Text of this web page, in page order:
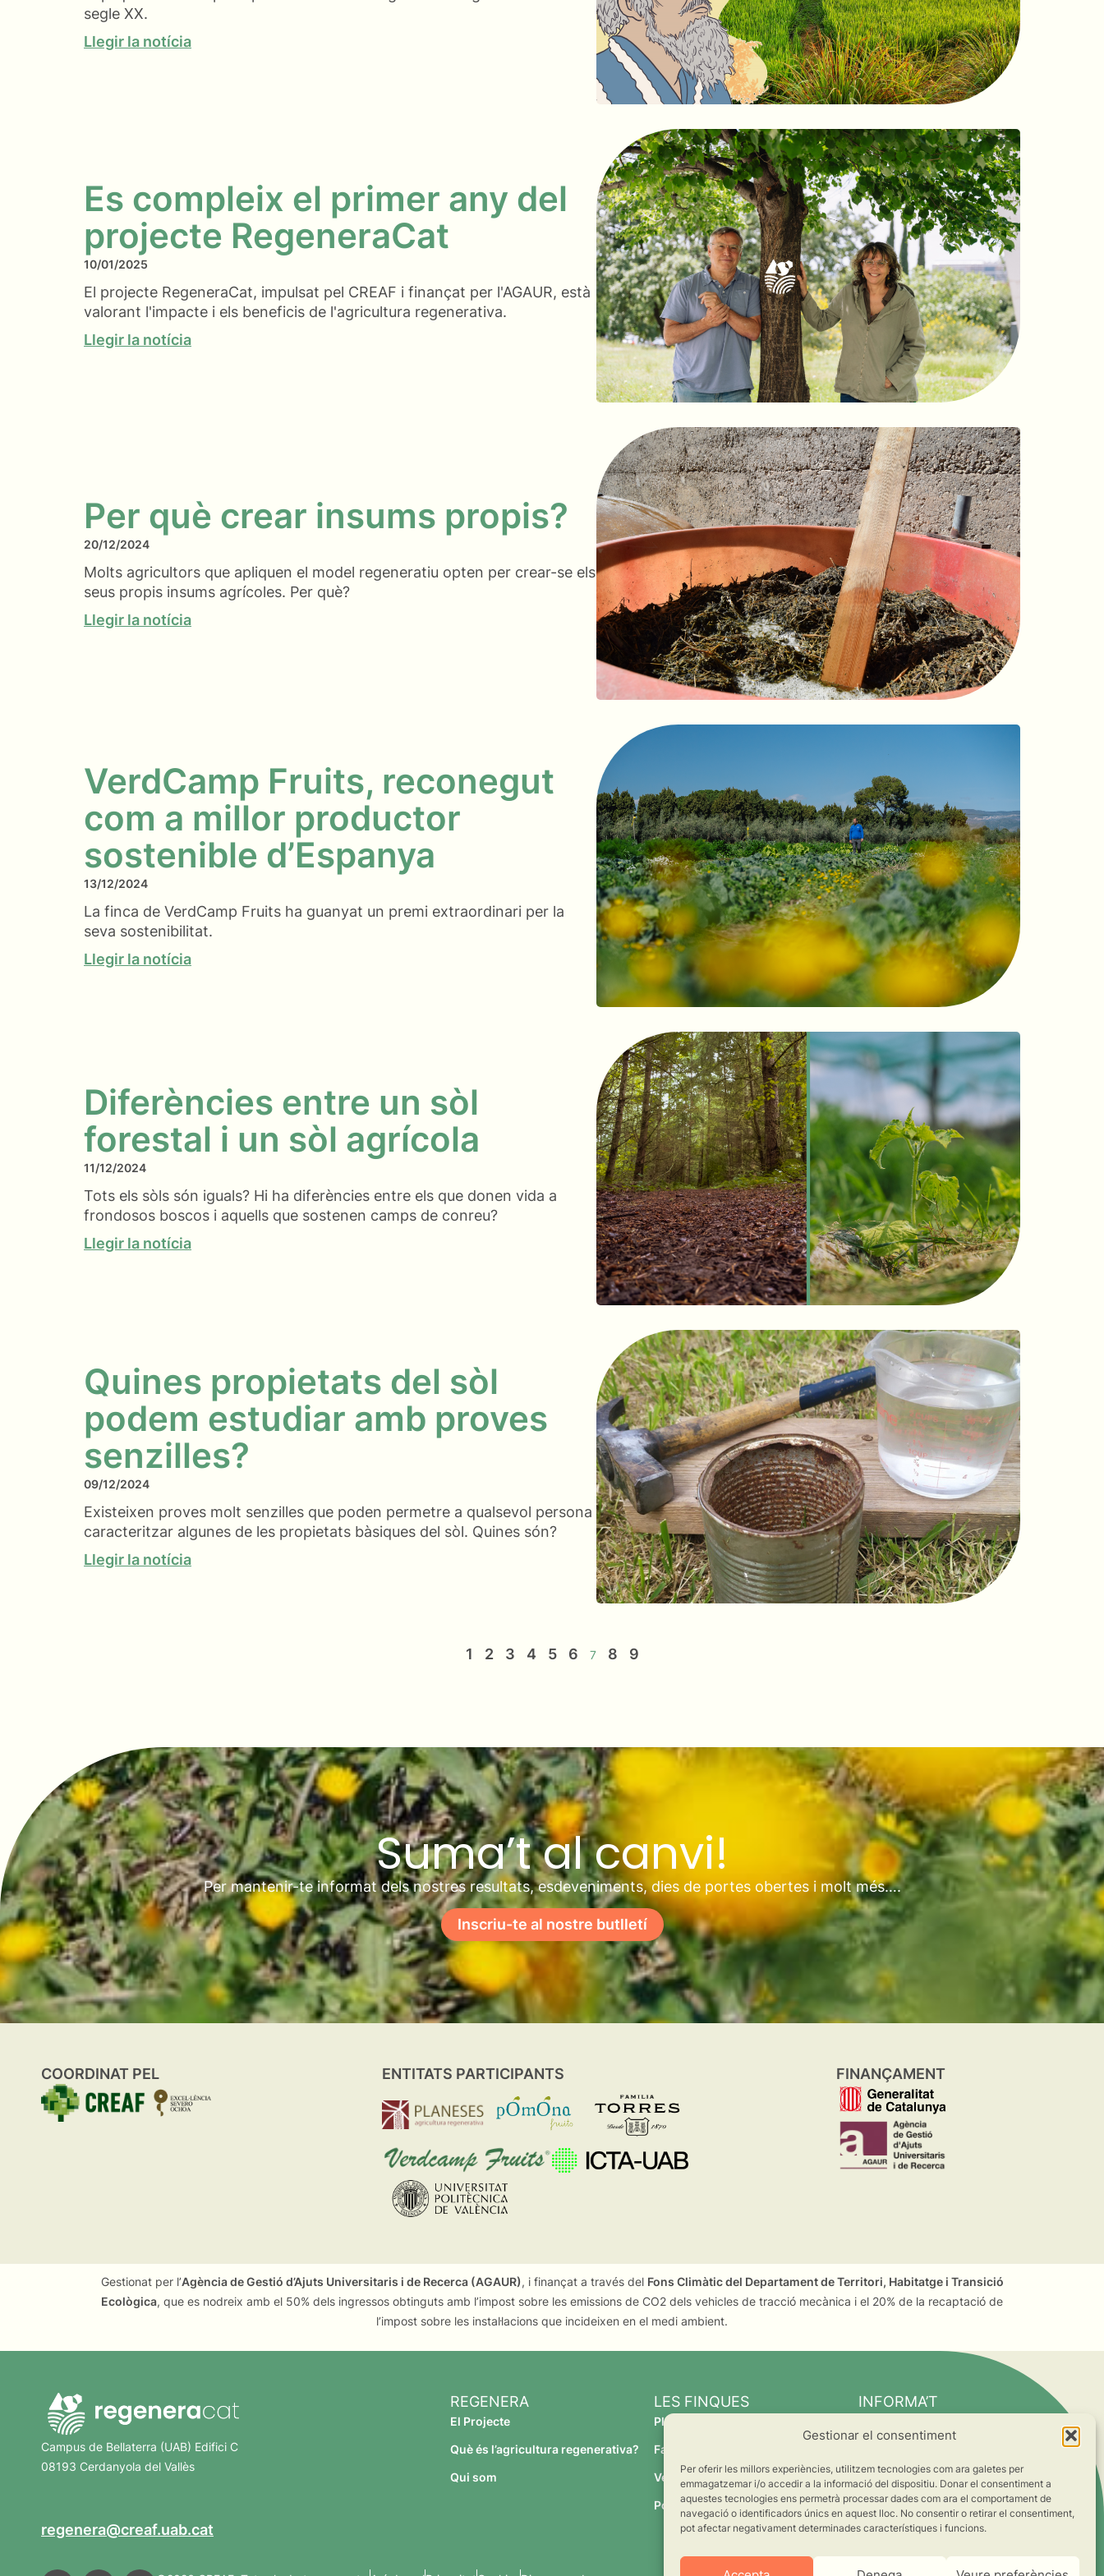
Gestionar el consentiment
Per oferir les millors experiències, utilitzem tecnologies com ara galetes per
emmagatzemar i/o accedir a la informació del dispositiu. Donar el consentiment a
aquestes tecnologies ens permetrà processar dades com ara el comportament de
navegació o identificadors únics en aquest lloc. No consentir o retirar el consentiment,
pot afectar negativament determinades característiques i funcions.
segle XX.
Llegir la notícia
Es compleix el primer any del
projecte RegeneraCat
10/01/2025
El projecte RegeneraCat, impulsat pel CREAF i finançat per l'AGAUR, està
valorant l'impacte i els beneficis de l'agricultura regenerativa.
Llegir la notícia
Per què crear insums propis?
20/12/2024
Molts agricultors que apliquen el model regeneratiu opten per crear-se els
seus propis insums agrícoles. Per què?
Llegir la notícia
VerdCamp Fruits, reconegut
com a millor productor
sostenible d’Espanya
13/12/2024
La finca de VerdCamp Fruits ha guanyat un premi extraordinari per la
seva sostenibilitat.
Llegir la notícia
Diferències entre un sòl
forestal i un sòl agrícola
11/12/2024
Tots els sòls són iguals? Hi ha diferències entre els que donen vida a
frondosos boscos i aquells que sostenen camps de conreu?
Llegir la notícia
Quines propietats del sòl
podem estudiar amb proves
senzilles?
09/12/2024
Existeixen proves molt senzilles que poden permetre a qualsevol persona
caracteritzar algunes de les propietats bàsiques del sòl. Quines són?
Llegir la notícia
1 2 3 4 5 6 7 8 9
Suma’t al canvi!
Per mantenir-te informat dels nostres resultats, esdeveniments, dies de portes obertes i molt més….
Inscriu-te al nostre butlletí
COORDINAT PEL ENTITATS PARTICIPANTS FINANÇAMENT
Gestionat per l’Agència de Gestió d’Ajuts Universitaris i de Recerca (AGAUR), i finançat a través del Fons Climàtic del Departament de Territori, Habitatge i Transició
Ecològica, que es nodreix amb el 50% dels ingressos obtinguts amb l’impost sobre les emissions de CO2 dels vehicles de tracció mecànica i el 20% de la recaptació de
l’impost sobre les instal·lacions que incideixen en el medi ambient.
Campus de Bellaterra (UAB) Edifici C
08193 Cerdanyola del Vallès
regenera@creaf.uab.cat
REGENERA
El Projecte
Què és l’agricultura regenerativa?
Qui som
LES FINQUES
Planeses
Família Torres
Verdcamp Fruits
Pomona Fruits
INFORMA’T